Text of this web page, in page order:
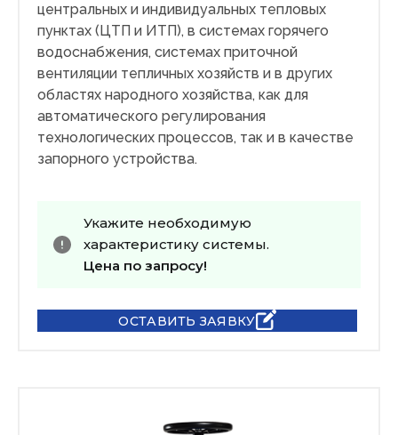
центральных и индивидуальных тепловых
пунктах (ЦТП и ИТП), в системах горячего
водоснабжения, системах приточной
вентиляции тепличных хозяйств и в других
областях народного хозяйства, как для
автоматического регулирования
технологических процессов, так и в качестве
запорного устройства.
Укажите необходимую
характеристику системы.
Цена по запросу!
ОСТАВИТЬ ЗАЯВКУ